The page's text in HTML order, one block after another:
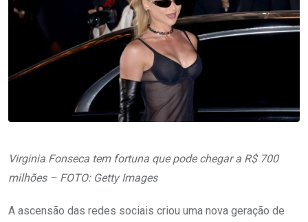
Virginia Fonseca tem fortuna que pode chegar a R$ 700
milhões – FOTO: Getty Images
A ascensão das redes sociais criou uma nova geração de